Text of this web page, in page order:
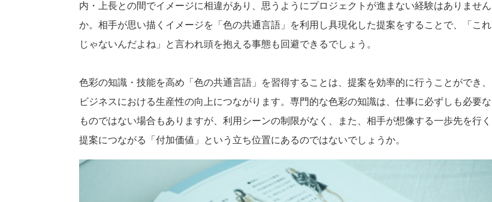
内・上長との間でイメージに相違があり、思うようにプロジェクトが進まない経験はありません
か。相手が思い描くイメージを「色の共通言語」を利用し具現化した提案をすることで、「これ
じゃないんだよね」と言われ頭を抱える事態も回避できるでしょう。
色彩の知識・技能を高め「色の共通言語」を習得することは、提案を効率的に行うことができ、
ビジネスにおける生産性の向上につながります。専門的な色彩の知識は、仕事に必ずしも必要な
ものではない場合もありますが、利用シーンの制限がなく、また、相手が想像する一歩先を行く
提案につながる「付加価値」という立ち位置にあるのではないでしょうか。